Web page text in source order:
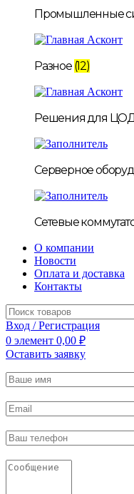
Промышленные
Разное (12)
Решения для
Серверное
Сетевые
О компании
Новости
Оплата и доставка
Контакты
Вход / Регистрация
0 элемент 0,00 ₽
Оставить заявку